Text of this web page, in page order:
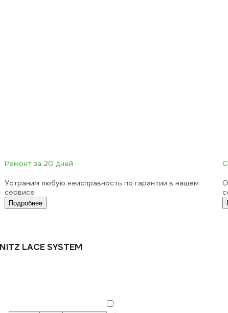
Ремонт за 20 дней
Устраним любую неисправность по гарантии в нашем
сервисе
Подробнее
LACE SYSTEM